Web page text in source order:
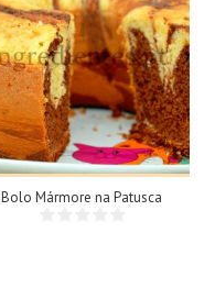
8 Doses
8 Pessoas
25Min
Bolo Mármore na Patusca